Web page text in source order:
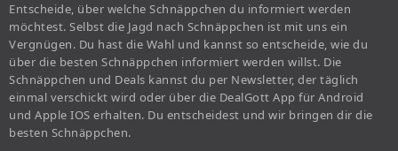
Entscheide, über welche Schnäppchen du informiert werden
möchtest. Selbst die Jagd nach Schnäppchen ist mit uns ein
Vergnügen. Du hast die Wahl und kannst so entscheide, wie du
über die besten Schnäppchen informiert werden willst. Die
Schnäppchen und Deals kannst du per Newsletter, der täglich
einmal verschickt wird oder über die DealGott App für Android
und Apple IOS erhalten. Du entscheidest und wir bringen dir die
besten Schnäppchen.